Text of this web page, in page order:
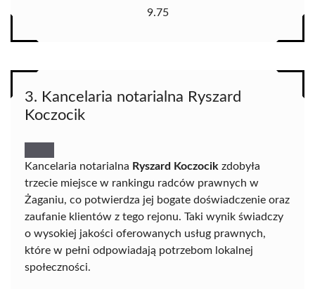
9.75
3. Kancelaria notarialna Ryszard
Koczocik
Kancelaria notarialna Ryszard Koczocik zdobyła
trzecie miejsce w rankingu radców prawnych w
Żaganiu, co potwierdza jej bogate doświadczenie oraz
zaufanie klientów z tego rejonu. Taki wynik świadczy
o wysokiej jakości oferowanych usług prawnych,
które w pełni odpowiadają potrzebom lokalnej
społeczności.